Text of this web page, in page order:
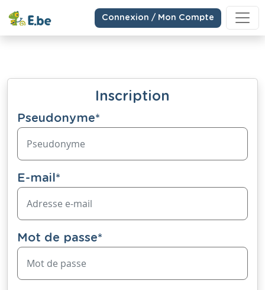
Connexion / Mon Compte
Inscription
Pseudonyme*
E-mail*
Mot de passe*